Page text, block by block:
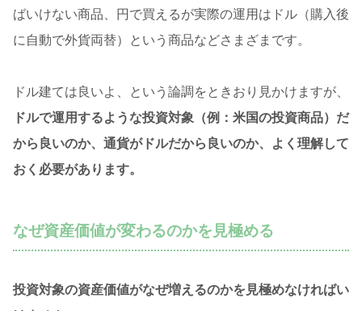
ばいけない商品、円で買えるが実際の運用はドル（購入後
に自動で外貨両替）という商品などさまざまです。
ドル建ては良いよ、という論調をときおり見かけますが、
ドルで運用するような投資対象（例：米国の投資商品）だ
から良いのか、通貨がドルだから良いのか、よく理解して
おく必要があります。
なぜ資産価値が変わるのかを見極める
投資対象の資産価値がなぜ増えるのかを見極めなければい